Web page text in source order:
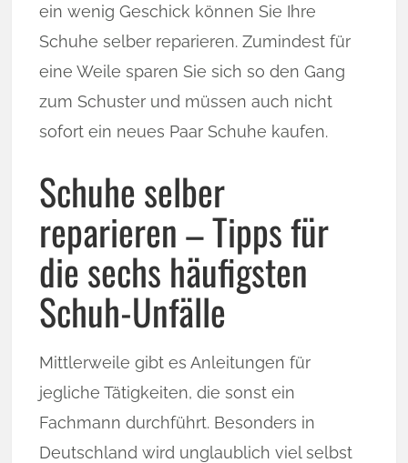
ein wenig Geschick können Sie Ihre
Schuhe selber reparieren. Zumindest für
eine Weile sparen Sie sich so den Gang
zum Schuster und müssen auch nicht
sofort ein neues Paar Schuhe kaufen.
Schuhe selber
reparieren – Tipps für
die sechs häufigsten
Schuh-Unfälle
Mittlerweile gibt es Anleitungen für
jegliche Tätigkeiten, die sonst ein
Fachmann durchführt. Besonders in
Deutschland wird unglaublich viel selbst